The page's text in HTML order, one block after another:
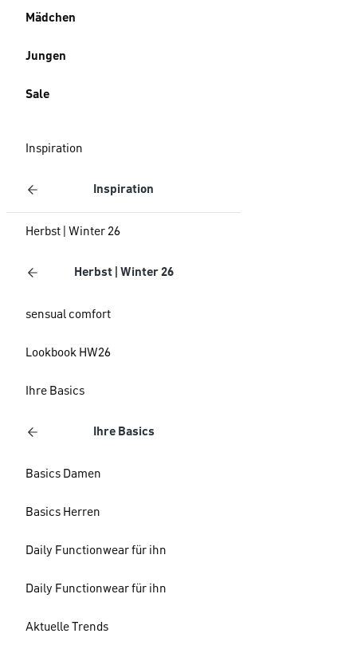
Mädchen
Jungen
Sale
Inspiration
Inspiration
Herbst | Winter 26
Herbst | Winter 26
sensual comfort
Lookbook HW26
Ihre Basics
Ihre Basics
Basics Damen
Basics Herren
Daily Functionwear für ihn
Daily Functionwear für ihn
Aktuelle Trends